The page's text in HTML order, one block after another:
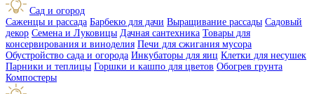
Сад и огород
Саженцы и рассада Барбекю для дачи Выращивание рассады Садовый
декор Семена и Луковицы Дачная сантехника Товары для
консервирования и виноделия Печи для сжигания мусора
Обустройство сада и огорода Инкубаторы для яиц Клетки для несушек
Парники и теплицы Горшки и кашпо для цветов Обогрев грунта
Компостеры